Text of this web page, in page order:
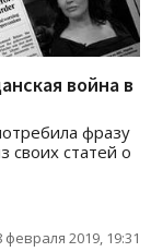
война в
фразу
своих статей о
февраля 2019, 19:31